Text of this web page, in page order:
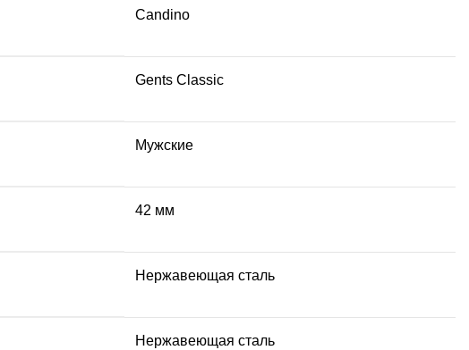
Candino
Gents Classic
Мужские
42 мм
Hержавеющая сталь
Нержавеющая сталь